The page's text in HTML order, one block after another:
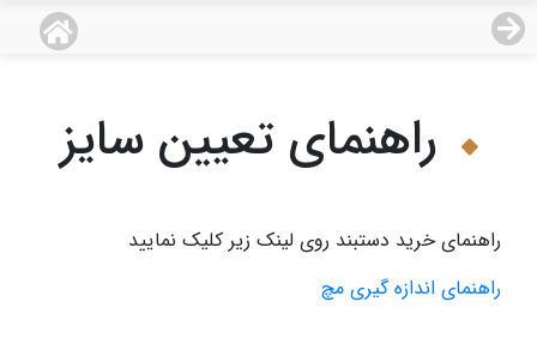
صفحه اصلی
نمایندگی ها
راهنمای تعیین سایز
راهنمای خرید دستبند روی لینک زیر کلیک نمایید
راهنمای اندازه گیری مچ